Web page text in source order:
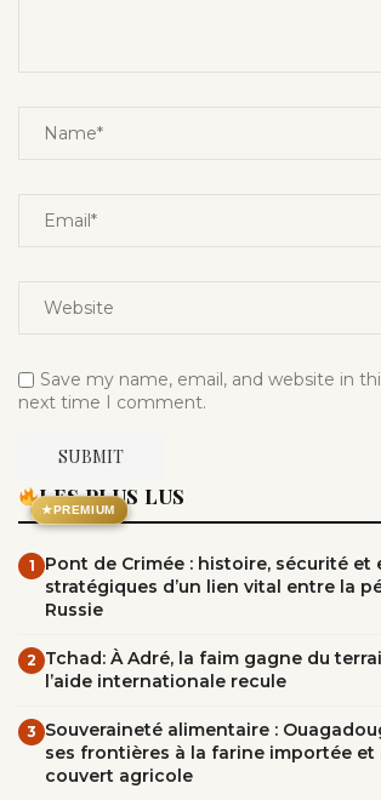
Save my name, email, and website in
next time I comment.
★PREMIUM
LES PLUS LUS
1
Pont de Crimée : histoire, sécurité et
stratégiques d’un lien vital entre la
Russie
2 Tchad: À Adré, la faim gagne du
l’aide internationale recule
3 Souveraineté alimentaire :
ses frontières à la farine importée et
couvert agricole